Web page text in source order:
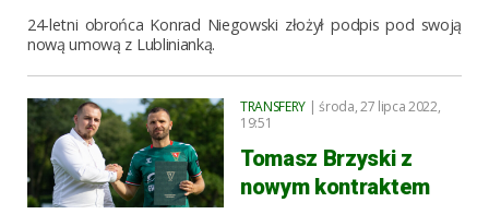
24-letni obrońca Konrad Niegowski złożył podpis pod swoją
nową umową z Lublinianką.
TRANSFERY | środa, 27 lipca 2022,
19:51
Tomasz Brzyski z
nowym kontraktem